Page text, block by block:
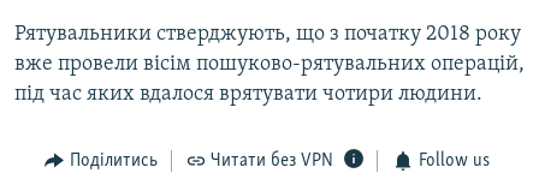
Рятувальники стверджують, що з початку 2018 року
вже провели вісім пошуково-рятувальних операцій,
під час яких вдалося врятувати чотири людини.
Поділитись Читати без VPN Follow us